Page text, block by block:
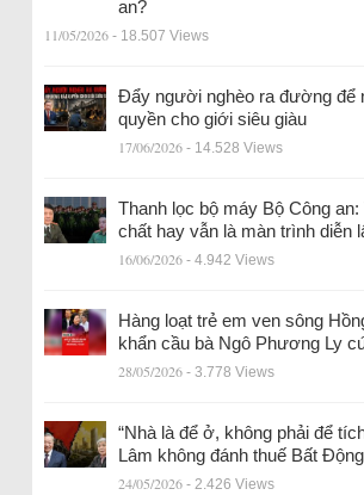
an?
11/05/2026 - 18.507 Views
Đẩy người nghèo ra đường để
quyền cho giới siêu giàu
17/06/2026 - 14.528 Views
Thanh lọc bộ máy Bộ Công
chất hay vẫn là màn trình diễn
16/06/2026 - 4.942 Views
Hàng loạt trẻ em ven sông
khẩn cầu bà Ngô Phương Ly
28/05/2026 - 3.778 Views
“Nhà là để ở, không phải để
Lâm không đánh thuế Bất
24/05/2026 - 2.426 Views